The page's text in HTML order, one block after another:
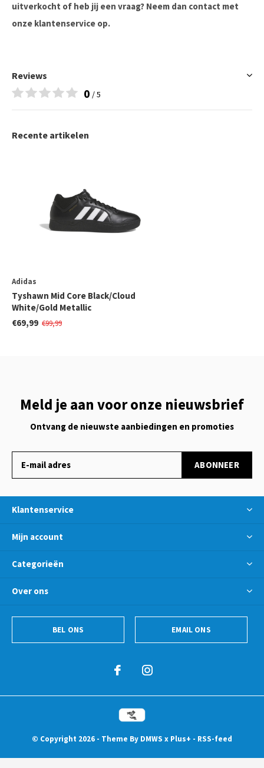
uitverkocht of heb jij een vraag? Neem dan contact met
onze klantenservice op.
Reviews
0 / 5
Recente artikelen
Adidas
Tyshawn Mid Core Black/Cloud
White/Gold Metallic
€69,99 €99,99
Meld je aan voor onze nieuwsbrief
Ontvang de nieuwste aanbiedingen en promoties
ABONNEER
Klantenservice
Mijn account
Categorieën
Over ons
BEL ONS EMAIL ONS
© Copyright 2026 - Theme By DMWS x Plus+ - RSS-feed